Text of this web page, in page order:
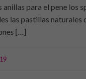
para el pene los
las pastillas naturales
[…]